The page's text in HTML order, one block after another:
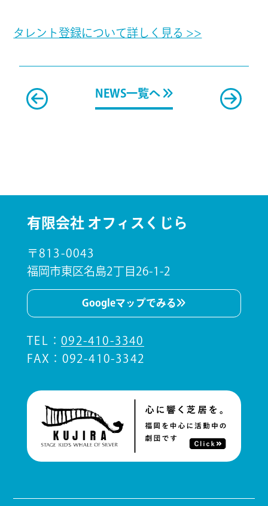
タレント登録について詳しく見る >>
NEWS一覧へ
有限会社 オフィスくじら
〒813-0043
福岡市東区名島2丁目26-1-2
Googleマップでみる
TEL ：092-410-3340
FAX：092-410-3342